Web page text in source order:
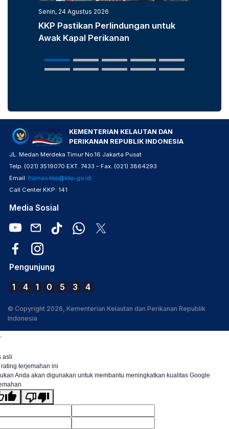
Senin, 24 Agustus 2026
KKP Pastikan Perlindungan untuk
Awak Kapal Perikanan
KEMENTERIAN KELAUTAN DAN
PERIKANAN REPUBLIK INDONESIA
JL. Medan Merdeka Timur No.16 Jakarta Pusat
Telp. (021) 3519070 EXT. 7433 – Fax. (021) 3864293
Email: humas.kkp@kkp.go.id
Call Center KKP: 141
Media Sosial
Pengunjung
1 4 1 0 5 3 4
© Copyright 2026, Kementerian Kelautan dan Perikanan Republik
Indonesia
.
asli
terjemahan ini
Anda akan digunakan untuk membantu meningkatkan kualitas Google